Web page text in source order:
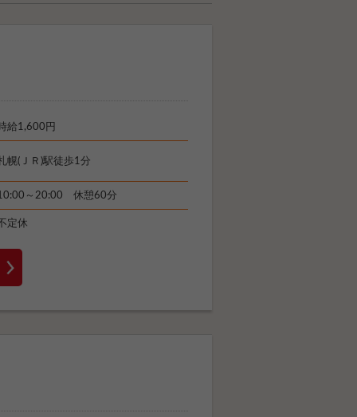
給1,600円
幌(ＪＲ)駅徒歩1分
～20:00 休憩60分
定休